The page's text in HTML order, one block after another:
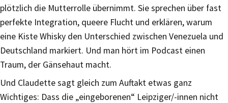
plötzlich die Mutterrolle übernimmt. Sie sprechen über fast
perfekte Integration, queere Flucht und erklären, warum
eine Kiste Whisky den Unterschied zwischen Venezuela und
Deutschland markiert. Und man hört im Podcast einen
Traum, der Gänsehaut macht.
Und Claudette sagt gleich zum Auftakt etwas ganz
Wichtiges: Dass die „eingeborenen“ Leipziger/-innen nicht